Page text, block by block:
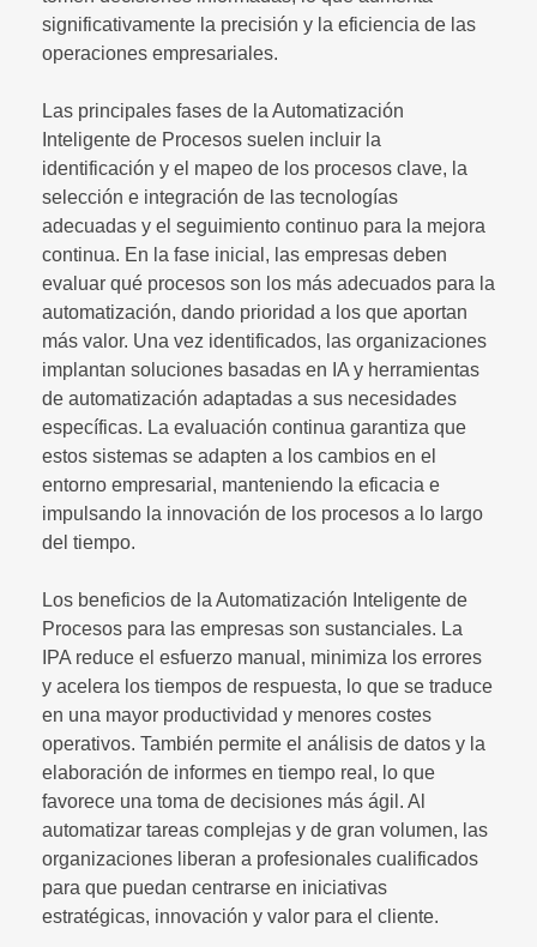
significativamente la precisión y la eficiencia de las
operaciones empresariales.
Las principales fases de la Automatización
Inteligente de Procesos suelen incluir la
identificación y el mapeo de los procesos clave, la
selección e integración de las tecnologías
adecuadas y el seguimiento continuo para la mejora
continua. En la fase inicial, las empresas deben
evaluar qué procesos son los más adecuados para la
automatización, dando prioridad a los que aportan
más valor. Una vez identificados, las organizaciones
implantan soluciones basadas en IA y herramientas
de automatización adaptadas a sus necesidades
específicas. La evaluación continua garantiza que
estos sistemas se adapten a los cambios en el
entorno empresarial, manteniendo la eficacia e
impulsando la innovación de los procesos a lo largo
del tiempo.
Los beneficios de la Automatización Inteligente de
Procesos para las empresas son sustanciales. La
IPA reduce el esfuerzo manual, minimiza los errores
y acelera los tiempos de respuesta, lo que se traduce
en una mayor productividad y menores costes
operativos. También permite el análisis de datos y la
elaboración de informes en tiempo real, lo que
favorece una toma de decisiones más ágil. Al
automatizar tareas complejas y de gran volumen, las
organizaciones liberan a profesionales cualificados
para que puedan centrarse en iniciativas
estratégicas, innovación y valor para el cliente.